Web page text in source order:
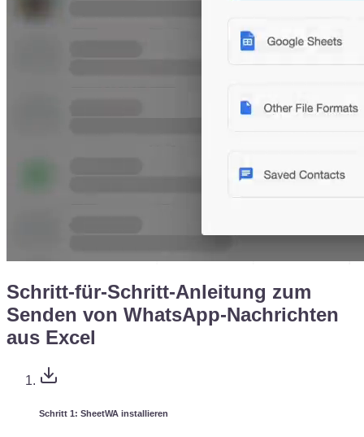
Schritt-für-Schritt-Anleitung zum
Senden von WhatsApp-Nachrichten
aus Excel
Schritt 1: SheetWA installieren